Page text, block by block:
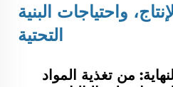
واحتياجات البنية
التحتية
من تغذية المواد